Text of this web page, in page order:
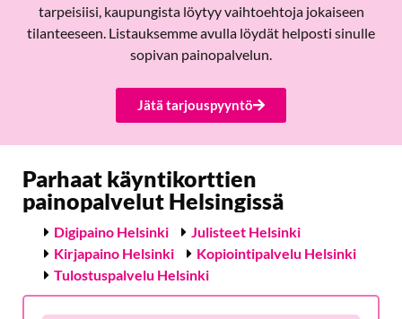
tarpeisiisi, kaupungista löytyy vaihtoehtoja jokaiseen
tilanteeseen. Listauksemme avulla löydät helposti sinulle
sopivan painopalvelun.
Jätä tarjouspyyntö
Parhaat käyntikorttien
painopalvelut Helsingissä
Digipaino Helsinki
Julisteet Helsinki
Kirjapaino Helsinki
Kopiointipalvelu Helsinki
Tulostuspalvelu Helsinki